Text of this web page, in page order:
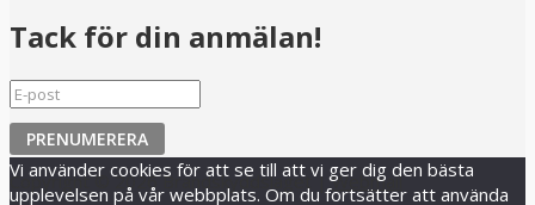
Tack för din anmälan!
PRENUMERERA
Copyright © 2026 Brandskyddslaget |Webmail
Vi använder cookies för att se till att vi ger dig den bästa
upplevelsen på vår webbplats. Om du fortsätter att använda